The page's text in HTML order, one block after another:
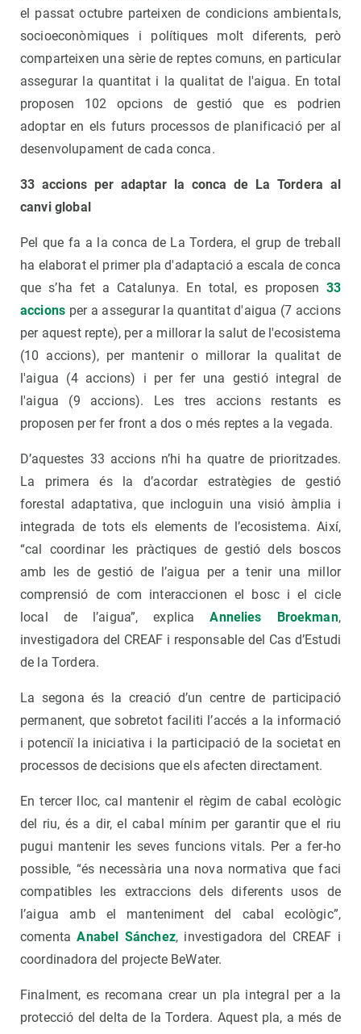
el passat octubre parteixen de condicions ambientals,
socioeconòmiques i polítiques molt diferents, però
comparteixen una sèrie de reptes comuns, en particular
assegurar la quantitat i la qualitat de l'aigua. En total
proposen 102 opcions de gestió que es podrien
adoptar en els futurs processos de planificació per al
desenvolupament de cada conca.
33 accions per adaptar la conca de La Tordera al
canvi global
Pel que fa a la conca de La Tordera, el grup de treball
ha elaborat el primer pla d'adaptació a escala de conca
que s’ha fet a Catalunya. En total, es proposen 33
accions per a assegurar la quantitat d'aigua (7 accions
per aquest repte), per a millorar la salut de l'ecosistema
(10 accions), per mantenir o millorar la qualitat de
l'aigua (4 accions) i per fer una gestió integral de
l'aigua (9 accions). Les tres accions restants es
proposen per fer front a dos o més reptes a la vegada.
D’aquestes 33 accions n’hi ha quatre de prioritzades.
La primera és la d’acordar estratègies de gestió
forestal adaptativa, que incloguin una visió àmplia i
integrada de tots els elements de l’ecosistema. Així,
“cal coordinar les pràctiques de gestió dels boscos
amb les de gestió de l’aigua per a tenir una millor
comprensió de com interaccionen el bosc i el cicle
local de l’aigua”, explicaAnnelies Broekman,
investigadora del CREAF i responsable del Cas d’Estudi
de la Tordera.
La segona és la creació d’un centre de participació
permanent, que sobretot faciliti l’accés a la informació
i potenciï la iniciativa i la participació de la societat en
processos de decisions que els afecten directament.
En tercer lloc, cal mantenir el règim de cabal ecològic
del riu, és a dir, el cabal mínim per garantir que el riu
pugui mantenir les seves funcions vitals. Per a fer-ho
possible, “és necessària una nova normativa que faci
compatibles les extraccions dels diferents usos de
l’aigua amb el manteniment del cabal ecològic”,
comentaAnabel Sánchez, investigadora del CREAF i
coordinadora del projecte BeWater.
Finalment, es recomana crear un pla integral per a la
protecció del delta de la Tordera. Aquest pla, a més de